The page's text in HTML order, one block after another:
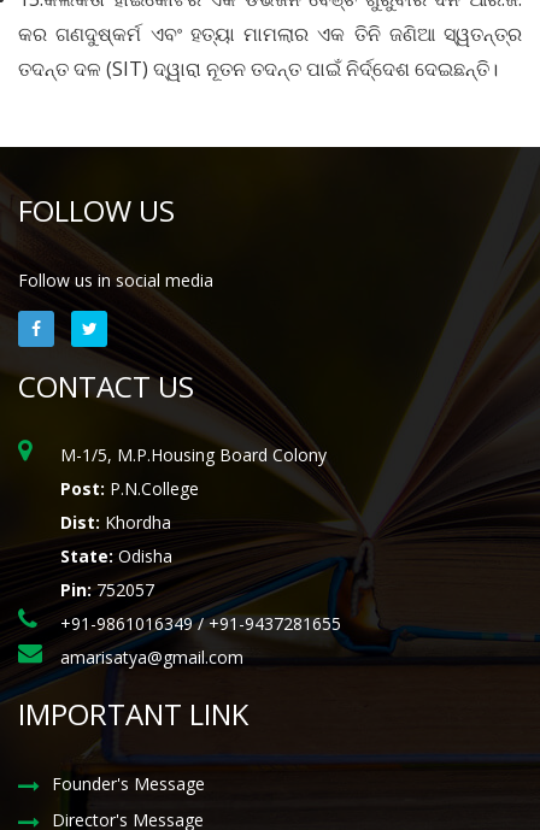
କର ଗଣଦୁଷ୍କର୍ମ ଏବଂ ହତ୍ୟା ମାମଲାର ଏକ ତିନି ଜଣିଆ ସ୍ୱତନ୍ତ୍ର
ତଦନ୍ତ ଦଳ (SIT) ଦ୍ୱାରା ନୂତନ ତଦନ୍ତ ପାଇଁ ନିର୍ଦ୍ଦେଶ ଦେଇଛନ୍ତି।
FOLLOW US
Follow us in social media
CONTACT US
M-1/5, M.P.Housing Board Colony
Post: P.N.College
Dist: Khordha
State: Odisha
Pin:752057
+91-9861016349 / +91-9437281655
amarisatya@gmail.com
IMPORTANT LINK
Founder's Message
Director's Message